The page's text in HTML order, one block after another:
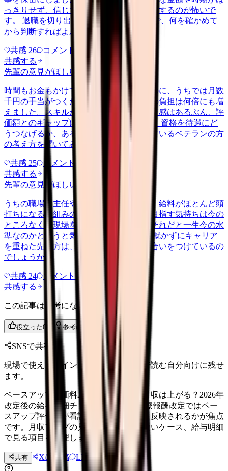
っきりせず、信じて残ってまた同じ思いをするのが怖いで
す。 退職を切り出した後の引き止め交渉で、何を確かめて
から判断すればよかったのか教え…
共感 26 コメント
共感する
先輩の意見がほしい
nenshu 2026/6/24
時間もお金もかけて認定の資格を取ったのに、うちでは月数
千円の手当がつくだけで、係や相談対応の負担は何倍にも増
えました。スキルが現場で役立っている実感はあるぶん、評
価額とのギャップに正直もやもやします。 資格を待遇にど
うつなげるか、あるいは別の形で活かしているベテランの方
の考え方を聞いてみたいです。
共感 25 コメント
共感する
先輩の意見がほしい
うちの職場は主任や師長にならない限り、給料がほとんど頭
打ちになる仕組みのようです。管理職を目指す気持ちは今の
ところなく、現場を続けたいのですが、それだと一生今の水
準なのかと思うと気が重いです。 役職に就かずにキャリア
を重ねた先輩方は、待遇の面でどう折り合いをつけているの
でしょうか。
共感 24 コメント 2
共感する
この記事は参考になりましたか？
役立った0 参考になった
SNSで共有
現場で使えるポイントを、同僚やあとで読む自分向けに残せ
ます。
ベースアップ評価料2〜3倍で看護師の月収は上がる？2026年
改定後の給与明細チェック 2026年度診療報酬改定ではベー
スアップ評価料が看護師の賃上げにどう反映されるかが焦点
です。月収アップの見込み、反映されないケース、給与明細
で見る項目を整理します。
共有 Xに投稿 LINE 投稿文コピー